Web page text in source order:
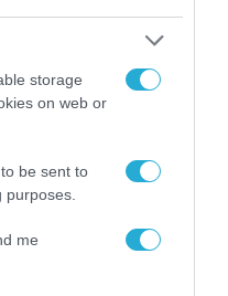
storage
on web or
be sent to
me
η προστασία
Δηλαδή η
να προσφέρουν
σε όλους
σ’ αυτόν